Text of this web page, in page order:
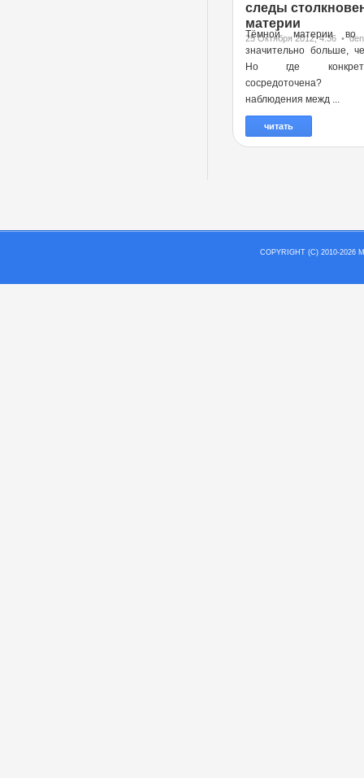
следы
материи
25 Октября 2012, 4:36 • den
Тёмной материи во
значительно больше,
Но где
наблюдения межд ...
читать
COPYRIGHT (C) 2010-